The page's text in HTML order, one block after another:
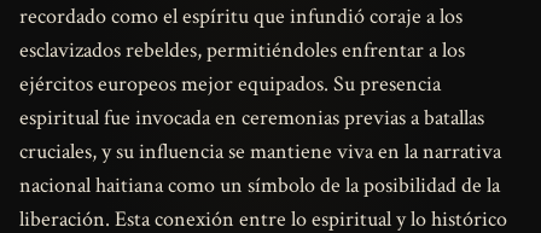
recordado como el espíritu que infundió coraje a los
esclavizados rebeldes, permitiéndoles enfrentar a los
ejércitos europeos mejor equipados. Su presencia
espiritual fue invocada en ceremonias previas a batallas
cruciales, y su influencia se mantiene viva en la narrativa
nacional haitiana como un símbolo de la posibilidad de la
liberación. Esta conexión entre lo espiritual y lo histórico